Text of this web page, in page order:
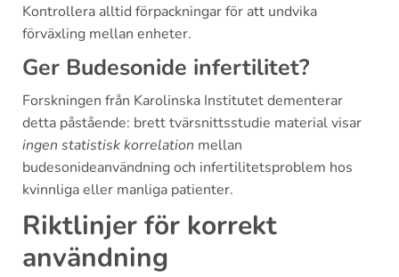
Kontrollera alltid förpackningar för att undvika
förväxling mellan enheter.
Ger Budesonide infertilitet?
Forskningen från Karolinska Institutet dementerar
detta påstående: brett tvärsnittsstudie material visar
ingen statistisk korrelation mellan
budesonideanvändning och infertilitetsproblem hos
kvinnliga eller manliga patienter.
Riktlinjer för korrekt
användning